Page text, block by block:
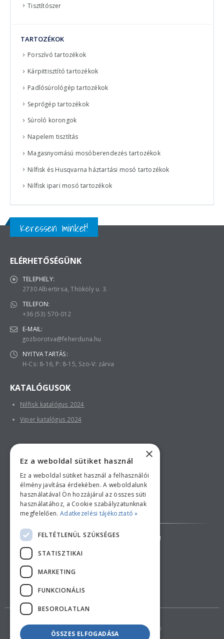
Tisztítószer
TARTOZÉKOK
Porszívó tartozékok
Kárpittisztító tartozékok
Padlósúrológép tartozékok
Seprőgép tartozékok
Súroló korongok
Napelem tisztítás
Magasnyomású mosóberendezés tartozékok
Nilfisk és Husqvarna háztartási mosó tartozékok
Nilfisk ipari mosó tartozékok
Keressen minket!
ELÉRHETŐSÉGÜNK
TELEPHELY:
2730 Albertirsa, Thököly u. 3.
TELEFON:
+36 (53) 570-012
E-MAIL:
gozborotva@feherduna.hu
NYITVA TARTÁS:
H-Cs: 8-16, P: 8-15, Szo-V: zárva
KATALÓGUSOK
Nilfisk katalógus 2024
Viper katalógus 2024
Bankkártyás fizetési tájékoztató
AZ ÁRAK TÁJÉKOZTATÓ JELLEGŰEK!
Copyright © 2018 feherduna.hu - Minden jog fenntartva!
×
Ez a weboldal sütiket használ
Ez a weboldal sütiket használ a felhasználói
élmény javítása érdekében. A weboldalunk
használatával Ön hozzájárul az összes süti
használatához, a Cookie szabályzatunknak
megfelelően. Adatkezelési tájékoztató »
FELTÉTLENÜL SZÜKSÉGES
STATISZTIKAI
MARKETING
FUNKCIONÁLIS
BESOROLATLAN
ÖSSZES ELFOGADÁSA